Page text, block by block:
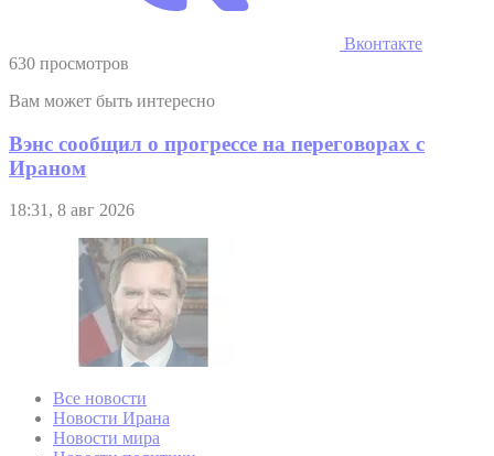
Вконтакте
630 просмотров
Вам может быть интересно
Вэнс сообщил о прогрессе на переговорах с
Ираном
18:31, 8 авг 2026
Все новости
Новости Ирана
Новости мира